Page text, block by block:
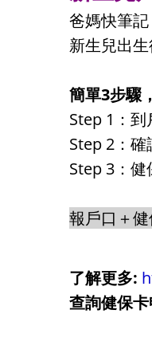
爸媽快筆記
新生兒出
簡單3步驟
Step 1：到
Step 2：確
Step 3：健
報戶口＋
了解更多:
查詢健保